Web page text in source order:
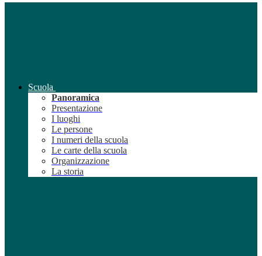
Scuola
Panoramica
Presentazione
I luoghi
Le persone
I numeri della scuola
Le carte della scuola
Organizzazione
La storia